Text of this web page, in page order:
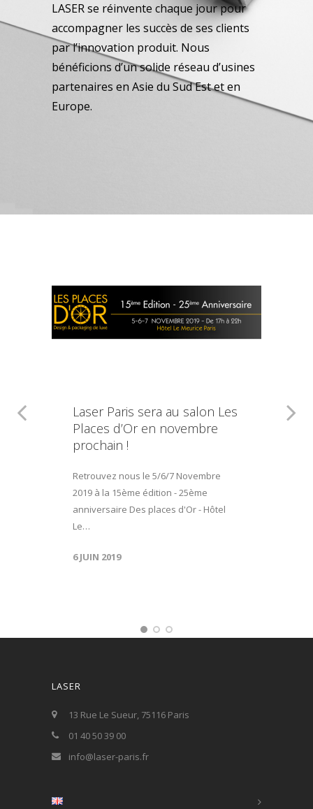
LASER se réinvente chaque jour pour
accompagner les succès de ses clients
par l’innovation produit. Nous
bénéficions d’un solide réseau d’usines
partenaires en Asie du Sud Est et en
Europe.
Laser Paris sera au salon Les
Places d’Or en novembre
prochain !
Retrouvez nous le 5/6/7 Novembre
2019 à la 15ème édition - 25ème
anniversaire Des places d'Or - Hôtel
Le…
6 JUIN 2019
LASER
13 Rue Le Sueur, 75116 Paris
01 40 50 39 00
info@laser-paris.fr